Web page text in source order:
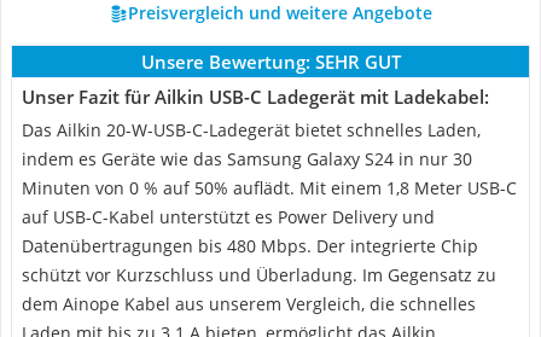
Preisvergleich und weitere Angebote
Unsere Bewertung: SEHR GUT
Unser Fazit für Ailkin USB-C Ladegerät mit Ladekabel:
Das Ailkin 20-W-USB-C-Ladegerät bietet schnelles Laden,
indem es Geräte wie das Samsung Galaxy S24 in nur 30
Minuten von 0 % auf 50% auflädt. Mit einem 1,8 Meter USB-C
auf USB-C-Kabel unterstützt es Power Delivery und
Datenübertragungen bis 480 Mbps. Der integrierte Chip
schützt vor Kurzschluss und Überladung. Im Gegensatz zu
dem Ainope Kabel aus unserem Vergleich, die schnelles